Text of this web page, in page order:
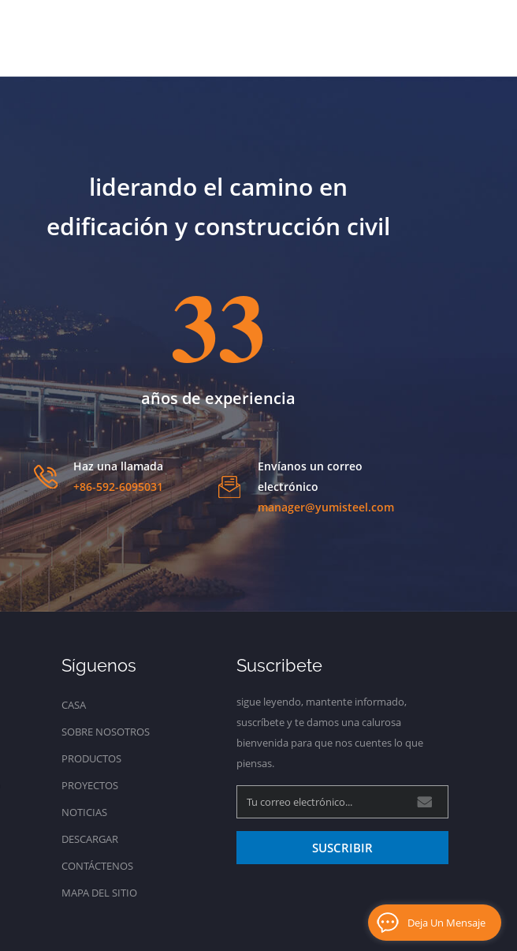
liderando el camino en
edificación y construcción civil
33
años de experiencia
Haz una llamada
+86-592-6095031
Envíanos un correo
electrónico
manager@yumisteel.com
Síguenos
CASA
SOBRE NOSOTROS
PRODUCTOS
PROYECTOS
NOTICIAS
DESCARGAR
CONTÁCTENOS
MAPA DEL SITIO
Suscribete
sigue leyendo, mantente informado,
suscríbete y te damos una calurosa
bienvenida para que nos cuentes lo que
piensas.
SUSCRIBIR
Deja Un Mensaje